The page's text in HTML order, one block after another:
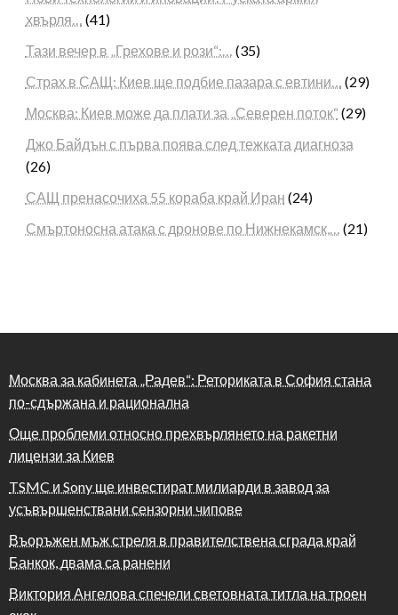
хвърля… (41)
Тази вечер в „Грехове и рози“:… (35)
Страх в САЩ: Киев ще подбие пазара с евтини… (29)
Москва: Киев може да плати за „Северен поток“ (29)
Джо Байдън с първа поява след тежката диагноза
(26)
САЩ пренасочиха 55 кораба край Иран (24)
Смъртоносна атака с дронове по Нижнекамск,… (21)
Москва за кабинета „Радев“: Реториката в София стана
по-сдържана и рационална
Още проблеми относно прехвърлянето на ракетни
лицензи за Киев
TSMC и Sony ще инвестират милиарди в завод за
усъвършенствани сензорни чипове
Въоръжен мъж стреля в правителствена сграда край
Банкок, двама са ранени
Виктория Ангелова спечели световната титла на троен